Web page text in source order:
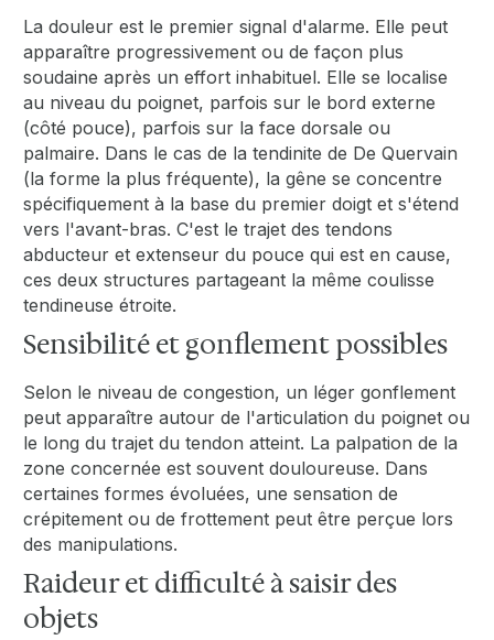
La douleur est le premier signal d'alarme. Elle peut
apparaître progressivement ou de façon plus
soudaine après un effort inhabituel. Elle se localise
au niveau du poignet, parfois sur le bord externe
(côté pouce), parfois sur la face dorsale ou
palmaire. Dans le cas de la tendinite de De Quervain
(la forme la plus fréquente), la gêne se concentre
spécifiquement à la base du premier doigt et s'étend
vers l'avant-bras. C'est le trajet des tendons
abducteur et extenseur du pouce qui est en cause,
ces deux structures partageant la même coulisse
tendineuse étroite.
Sensibilité et gonflement possibles
Selon le niveau de congestion, un léger gonflement
peut apparaître autour de l'articulation du poignet ou
le long du trajet du tendon atteint. La palpation de la
zone concernée est souvent douloureuse. Dans
certaines formes évoluées, une sensation de
crépitement ou de frottement peut être perçue lors
des manipulations.
Raideur et difficulté à saisir des
objets